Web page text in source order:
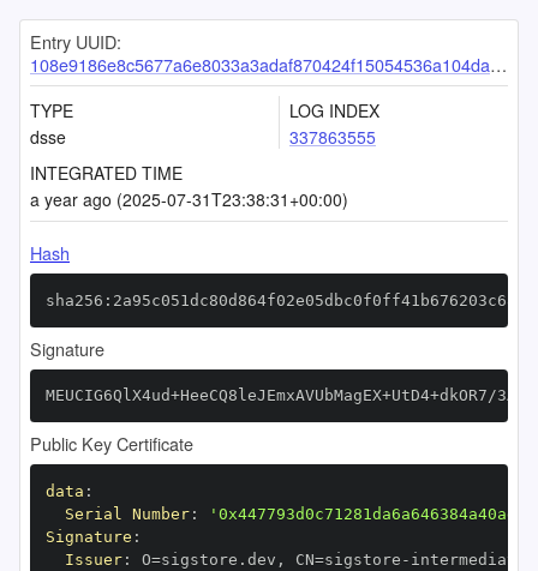
Entry UUID:
108e9186e8c5677a6e8033a3adaf870424f15054536a104dae89d2f0f421d75c8d4d8f72b22b1cd1
TYPE
dsse
LOG INDEX
337863555
INTEGRATED TIME
a year ago (2025-07-31T23:38:31+00:00)
Hash
Signature
MEUCIG6QlX4ud+HeeCQ8leJEmxAVUbMagEX+UtD4+dkOR7/
Public Key Certificate
data :
Serial Number:
Signature :
Issuer: O=sigstore.dev , CN=sigstore -